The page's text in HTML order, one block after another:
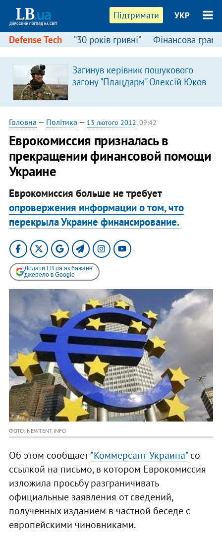
Підтримати УКР
Defense Tech “30 років гривні” Фінансова
Загинув керівник пошукового
загону "Плацдарм" Олексій Юков
Головна — Політика — 13 лютого 2012, 09:42
Еврокомиссия призналась в
прекращении финансовой помощи
Украине
Еврокомиссия больше не требует
опровержения информации о том, что
перекрыла Украине финансирование.
Додати LB.ua як бажане
джерело в Google
ФОТО: NEWTENT.INFO
Об этом сообщает"Коммерсант-Украина"со
ссылкой на письмо, в котором Еврокомиссия
изложила просьбу разграничивать
официальные заявления от сведений,
полученных изданием в частной беседе с
европейскими чиновниками.